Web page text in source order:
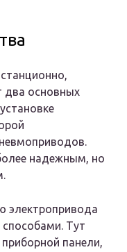
два основных
надежным, но
электропривода
Тут
панели,